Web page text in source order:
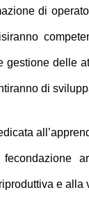
di
gestione delle
di
fecondazione
e